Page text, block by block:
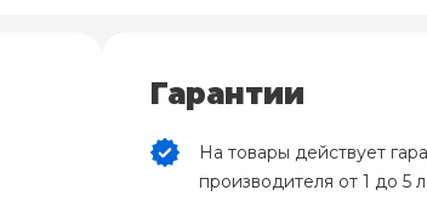
Гарантии
На товары действует
производителя от 1 до 5